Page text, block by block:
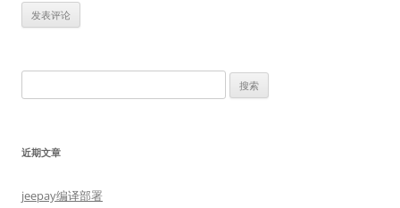
索：
近期文章
jeepay编译部署